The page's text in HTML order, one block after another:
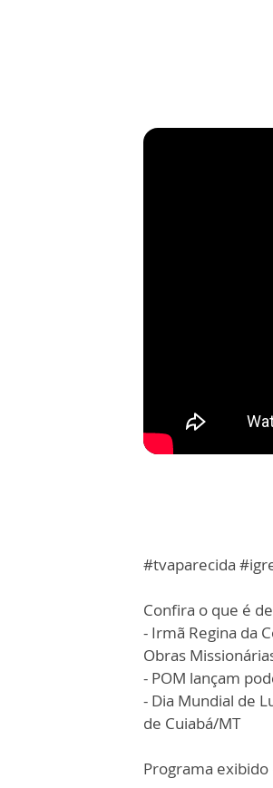
#tvaparecida
Confira o que é
- Irmã Regina da
Obras
- POM lançam
- Dia Mundial de
de Cuiabá/MT
Programa